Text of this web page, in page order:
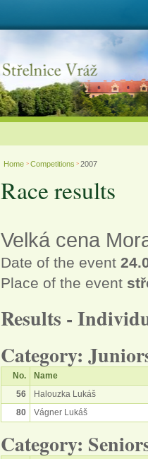
Home > Competitions > 2007
Race results
Velká cena
Date of the event
Place of the event
Results -
Category:
No.
Name
56
Halouzka Lukáš
80
Vágner Lukáš
Category: